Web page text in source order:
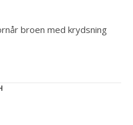
broen med krydsning